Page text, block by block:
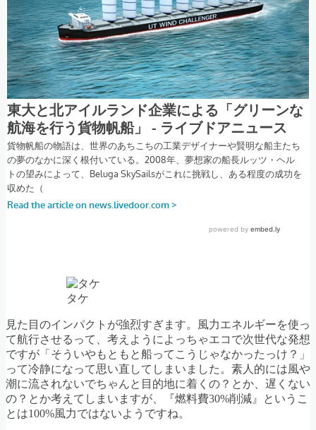
タケ
見た目のインパクトが強烈すぎます。風力エネルギーを使っ
て航行させるって、考えようによっちゃエコで次世代な発想
ですが「そういやもともと船ってこうじゃなかったっけ？」
って冷静になって思い直してしまいました。素人的には風や
潮に流されないでちゃんと目的地に着くの？とか、遅くない
の？とか考えてしまいますが、『燃料費30%削減』というこ
とは100%風力ではないようですね。